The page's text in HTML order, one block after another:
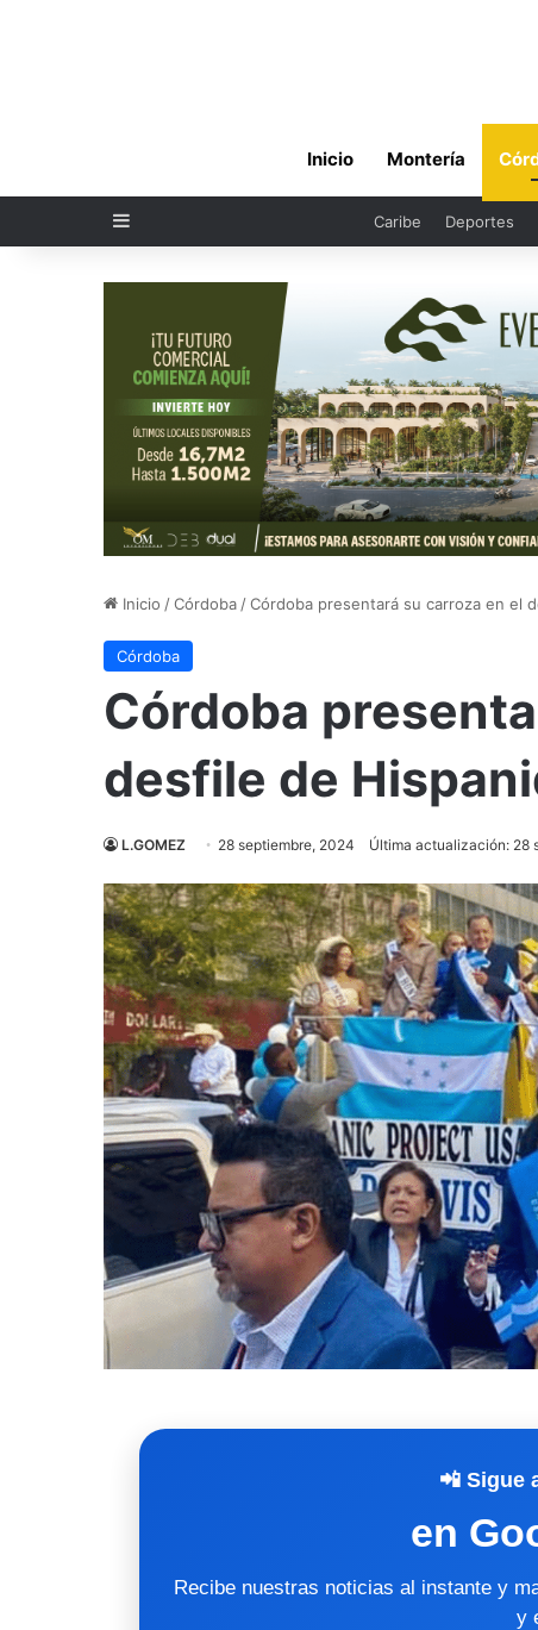
Inicio Montería
Sidebar Caribe Deportes
Inicio /Córdoba /Córdoba presentará su carroza en el
Córdoba
Córdoba
desfile de
L.GOMEZ 28 septiembre, 2024 Última actualización: 28
📲 Sigue
en
Recibe nuestras noticias al instante y
y